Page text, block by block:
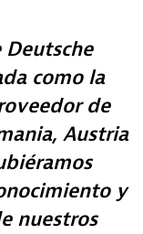
como la
de
Austria
y
nuestros